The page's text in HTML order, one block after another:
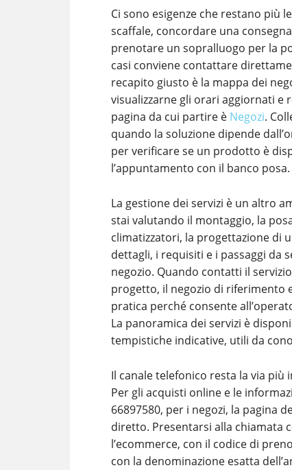
Ci sono esigenze che restano più
scaffale, concordare una
prenotare un sopralluogo per la
casi conviene contattare
recapito giusto è la mappa dei
visualizzarne gli orari aggiornati e
pagina da cui partire è Negozi.
quando la soluzione dipende
per verificare se un prodotto è
l’appuntamento con il banco posa.
La gestione dei servizi è un altro
stai valutando il montaggio, la
climatizzatori, la progettazione di
dettagli, i requisiti e i passaggi da
negozio. Quando contatti il
progetto, il negozio di riferimento
pratica perché consente
La panoramica dei servizi è
tempistiche indicative, utili da
Il canale telefonico resta la via
Per gli acquisti online e le
66897580, per i negozi, la pagina
diretto. Presentarsi alla chiamata
l’ecommerce, con il codice di
con la denominazione esatta